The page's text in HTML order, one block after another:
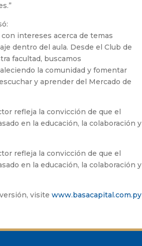
intereses acerca de temas
dentro del aula. Desde el Club de
facultad, buscamos
la comunidad y fomentar
y aprender del Mercado de
refleja la convicción de que el
en la educación, la colaboración y
refleja la convicción de que el
en la educación, la colaboración y
visite www.basacapital.com.py